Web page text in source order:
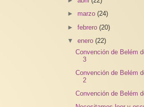
► marzo(24)
►febrero(20)
▼enero(22)
Convención de Belém
3
Convención de Belém
2
Convención de Belém